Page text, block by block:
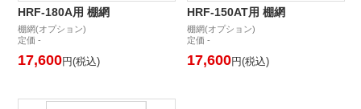
HRF-180A用 棚網
棚網(オプション)
定価 -
17,600円(税込)
HRF-150AT用 棚網
棚網(オプション)
定価 -
17,600円(税込)